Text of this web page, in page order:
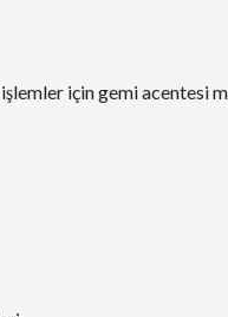
için gemi acentesi